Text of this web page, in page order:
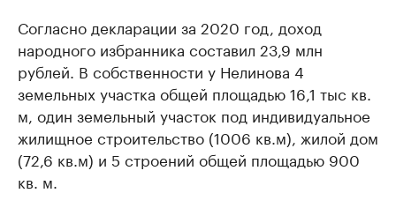
Согласно декларации за 2020 год, доход
народного избранника составил 23,9 млн
рублей. В собственности у Нелинова 4
земельных участка общей площадью 16,1 тыс кв.
м, один земельный участок под индивидуальное
жилищное строительство (1006 кв.м), жилой дом
(72,6 кв.м) и 5 строений общей площадью 900
кв. м.